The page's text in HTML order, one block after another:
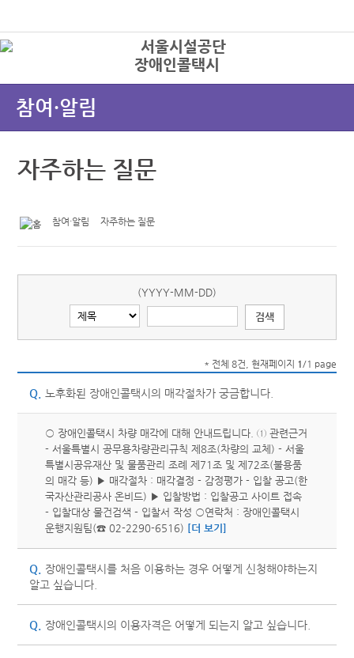
장애인콜택시
참여·알림
자주하는 질문
참여·알림 자주하는 질문
(YYYY-MM-DD)
* 전체 8건, 현재페이지 1/1 page
Q. 노후화된 장애인콜택시의 매각절차가 궁금합니다.
○ 장애인콜택시 차량 매각에 대해 안내드립니다. ① 관련근거
- 서울특별시 공무용차량관리규칙 제8조(차량의 교체) - 서울
특별시공유재산 및 물품관리 조례 제71조 및 제72조(불용품
의 매각 등) ▶ 매각절차 : 매각결정 - 감정평가 - 입찰 공고(한
국자산관리공사 온비드) ▶ 입찰방법 : 입찰공고 사이트 접속
- 입찰대상 물건검색 - 입찰서 작성 ○연락처 : 장애인콜택시
운행지원팀(☎ 02-2290-6516) [더 보기]
Q.
장애인콜택시를 처음 이용하는 경우 어떻게 신청해야하는지
알고 싶습니다.
Q. 장애인콜택시의 이용자격은 어떻게 되는지 알고 싶습니다.